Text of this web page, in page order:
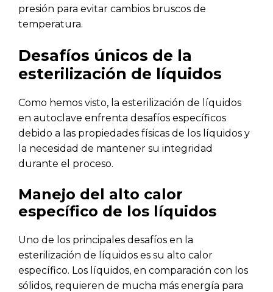
presión para evitar cambios bruscos de
temperatura.
Desafíos únicos de la
esterilización de líquidos
Como hemos visto, la esterilización de líquidos
en autoclave enfrenta desafíos específicos
debido a las propiedades físicas de los líquidos y
la necesidad de mantener su integridad
durante el proceso.
Manejo del alto calor
específico de los líquidos
Uno de los principales desafíos en la
esterilización de líquidos es su alto calor
específico. Los líquidos, en comparación con los
sólidos, requieren de mucha más energía para